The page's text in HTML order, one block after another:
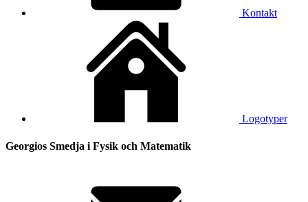
Kontakt
Logotyper
Georgios Smedja i Fysik och Matematik